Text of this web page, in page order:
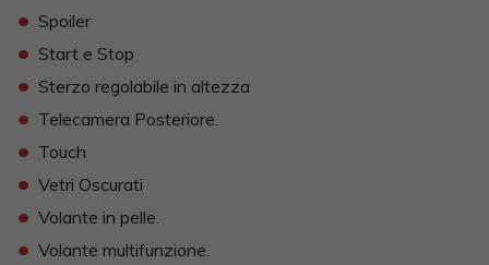
• Spoiler
• Start e Stop
• Sterzo regolabile in altezza
• Telecamera Posteriore.
• Touch
• Vetri Oscurati
• Volante in pelle.
• Volante multifunzione.